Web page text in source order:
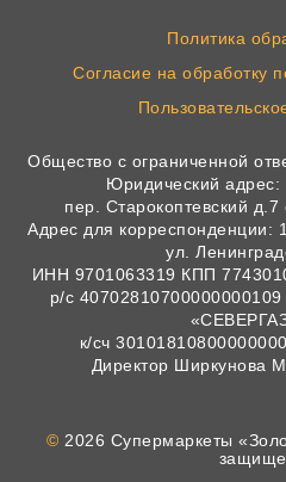
Политика
Согласие на обработку
Общество с ограниченной
Юридический адрес:
пер. Старокоптевский
Адрес для корреспонденции:
ул.
ИНН 9701063319 КПП
р/с
к/сч
Директор Ширкунова
© 2026 Супермаркеты